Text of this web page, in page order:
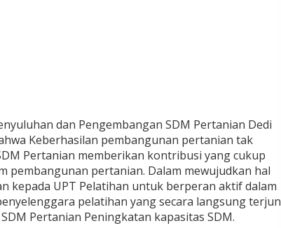
dan Pengembangan SDM Pertanian Dedi
Keberhasilan pembangunan pertanian tak
Pertanian memberikan kontribusi yang cukup
pembangunan pertanian. Dalam mewujudkan hal
kepada UPT Pelatihan untuk berperan aktif dalam
pelatihan yang secara langsung terjun
Pertanian Peningkatan kapasitas SDM.